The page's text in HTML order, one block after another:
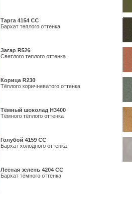
Тарга 4154 СС
Бархат теплого оттенка
Загар R526
Светлого теплого оттенка
Корица R230
Тёплого коричневатого оттенка
Тёмный шоколад H3400
Тёмного тёплого оттенка
Голубой 4159 СС
Бархат холодного оттенка
Лесная зелень 4204 СС
Бархат тёмного оттенка